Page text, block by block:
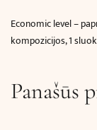
Economic level –
kompozicijos, 1
Panašūs